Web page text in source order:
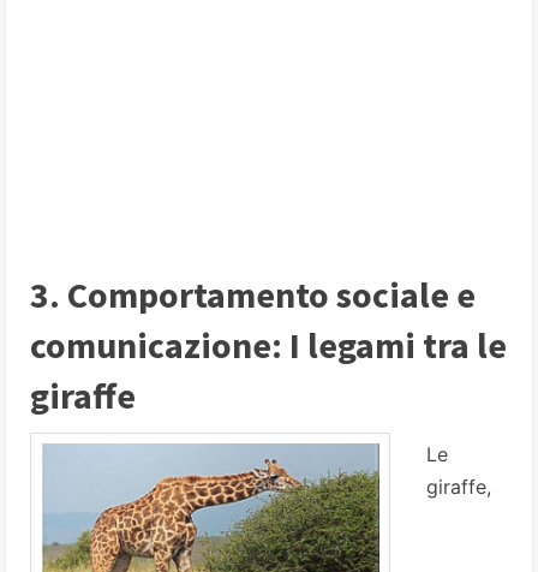
3. Comportamento sociale e
comunicazione: I legami tra le
giraffe
Le
giraffe,